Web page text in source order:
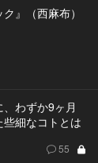
』（西麻布）
わずか9ヶ月
細なコトとは
55